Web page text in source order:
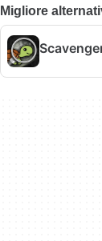
Migliore